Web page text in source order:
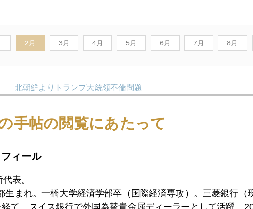
2月 3月 4月 5月 6月 7月 8月
北朝鮮よりトランプ大統領不倫問題
異例の中国国営企業デフォルト未遂
米中停戦、次の標的は日本か？
手帖の閲覧にあたって
ィール
表。
生まれ。一橋大学経済学部卒（国際経済専攻）。三菱銀行（
て、スイス銀行で外国為替貴金属ディーラーとして活躍。